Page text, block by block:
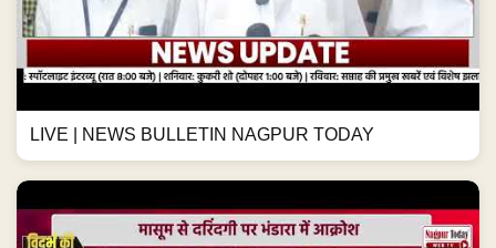
LIVE | NEWS BULLETIN NAGPUR TODAY